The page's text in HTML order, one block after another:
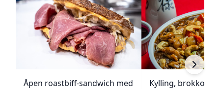
Åpen roastbiff-sandwich med
Kylling, brokkoli og